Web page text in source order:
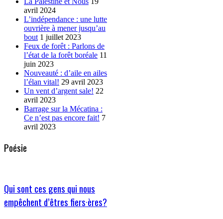
avril 2024
L’indépendance : une lutte
ouvrière à mener jusqu’au
bout 1 juillet 2023
Feux de forêt : Parlons de
l’état de la forêt boréale 11
juin 2023
Nouveauté : d’aile en ailes
l’élan vital! 29 avril 2023
Un vent d’argent sale! 22
avril 2023
Barrage sur la Mécatina :
Ce n’est pas encore fait! 7
avril 2023
Poésie
Qui sont ces gens qui nous
empêchent d’êtres fiers·ères?